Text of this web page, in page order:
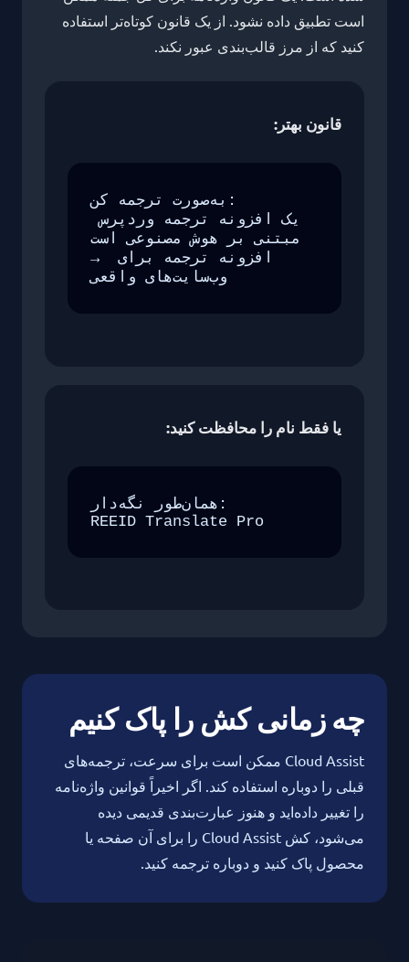
است تطبیق داده نشود. از یک قانون کوتاه‌تر استفاده
کنید که از مرز قالب‌بندی عبور نکند.
قانون بهتر:
به‌صورت ترجمه کن:
یک افزونه ترجمه وردپرس
مبتنی بر هوش مصنوعی است
→ افزونه ترجمه برای
وب‌سایت‌های واقعی
یا فقط نام را محافظت کنید:
همان‌طور نگه‌دار:
REEID Translate Pro
چه زمانی کش را پاک کنیم
Cloud Assist ممکن است برای سرعت، ترجمه‌های
قبلی را دوباره استفاده کند. اگر اخیراً قوانین واژه‌نامه
را تغییر داده‌اید و هنوز عبارت‌بندی قدیمی دیده
می‌شود، کش Cloud Assist را برای آن صفحه یا
محصول پاک کنید و دوباره ترجمه کنید.